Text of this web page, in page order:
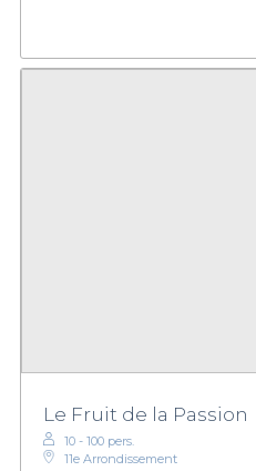
Le Fruit de la Passion
10 - 100 pers.
11e Arrondissement